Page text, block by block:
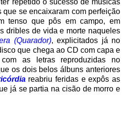
que se encaixaram com perfeição
tenso que pôs em campo, em
dribles de vida e morte naqueles
(Quarador), explicitados já no
que chega ao CD com capa e
as letras reproduzidas no
os dois belos álbuns anteriores
reabriu feridas e expôs as
já se partia na cisão de morro e